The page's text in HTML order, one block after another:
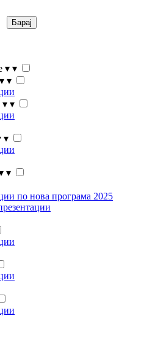
Барај
▾ ▾
▾ ▾
▾ ▾
▾
▾
по нова програма 2025